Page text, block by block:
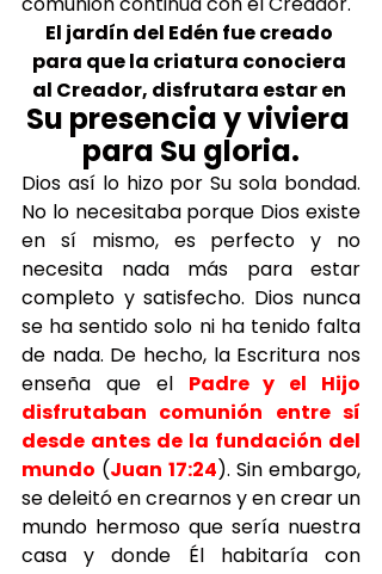
El jardín del Edén fue creado
para que la criatura conociera
al Creador, disfrutara estar en
Su presencia y viviera
para Su gloria.
Dios así lo hizo por Su sola bondad.
No lo necesitaba porque Dios existe
en sí mismo, es perfecto y no
necesita nada más para estar
completo y satisfecho. Dios nunca
se ha sentido solo ni ha tenido falta
de nada. De hecho, la Escritura nos
enseña que el Padre y el Hijo
disfrutaban comunión entre sí
desde antes de la fundación del
mundo (Juan 17:24). Sin embargo,
se deleitó en crearnos y en crear un
mundo hermoso que sería nuestra
casa y donde Él habitaría con